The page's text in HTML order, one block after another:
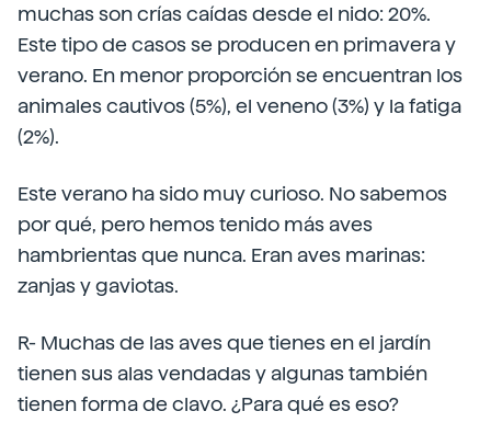
muchas son crías caídas desde el nido: 20%.
Este tipo de casos se producen en primavera y
verano. En menor proporción se encuentran los
animales cautivos (5%), el veneno (3%) y la fatiga
(2%).
Este verano ha sido muy curioso. No sabemos
por qué, pero hemos tenido más aves
hambrientas que nunca. Eran aves marinas:
zanjas y gaviotas.
R- Muchas de las aves que tienes en el jardín
tienen sus alas vendadas y algunas también
tienen forma de clavo. ¿Para qué es eso?